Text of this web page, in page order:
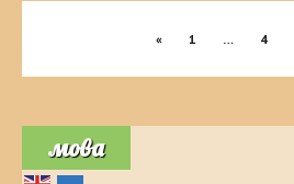
« 1 … 4
мова